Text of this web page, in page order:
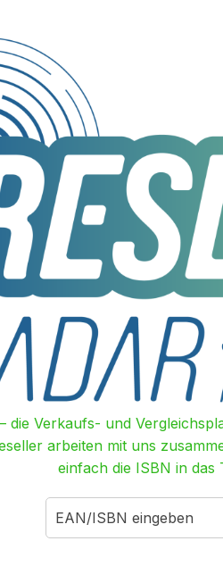
die Verkaufs- und
arbeiten mit uns
einfach die ISBN in das